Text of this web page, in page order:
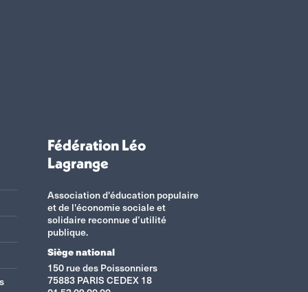
Fédération Léo
Lagrange
Association d'éducation populaire
et de l'économie sociale et
solidaire reconnue d’utilité
publique.
Siège national
150 rue des Poissonniers
75883 PARIS CEDEX 18